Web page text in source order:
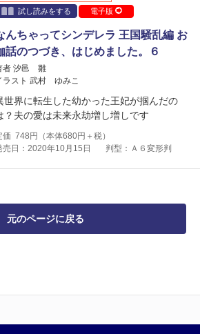
試し読みをする
電子版
んちゃってシンデレラ 王国騒乱編 お
話のつづき、はじめました。６
者 汐邑 雛
ラスト 武村 ゆみこ
世界に転生した幼かった王妃が掴んだの
？夫の愛は未来永劫増し増しです
価 748 円（本体680円＋税）
売日：2020年10月15日
判型：Ａ６変形判
元のページに戻る